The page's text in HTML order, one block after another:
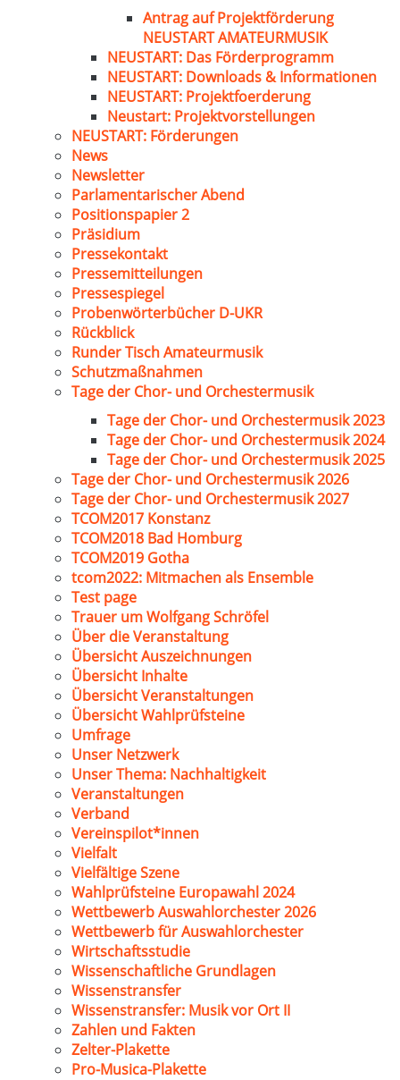
Antrag auf Projektförderung
NEUSTART AMATEURMUSIK
NEUSTART: Das Förderprogramm
NEUSTART: Downloads & Informationen
NEUSTART: Projektfoerderung
Neustart: Projektvorstellungen
NEUSTART: Förderungen
News
Newsletter
Parlamentarischer Abend
Positionspapier 2
Präsidium
Pressekontakt
Pressemitteilungen
Pressespiegel
Probenwörterbücher D-UKR
Rückblick
Runder Tisch Amateurmusik
Schutzmaßnahmen
Tage der Chor- und Orchestermusik
Tage der Chor- und Orchestermusik 2023
Tage der Chor- und Orchestermusik 2024
Tage der Chor- und Orchestermusik 2025
Tage der Chor- und Orchestermusik 2026
Tage der Chor- und Orchestermusik 2027
TCOM2017 Konstanz
TCOM2018 Bad Homburg
TCOM2019 Gotha
tcom2022: Mitmachen als Ensemble
Test page
Trauer um Wolfgang Schröfel
Über die Veranstaltung
Übersicht Auszeichnungen
Übersicht Inhalte
Übersicht Veranstaltungen
Übersicht Wahlprüfsteine
Umfrage
Unser Netzwerk
Unser Thema: Nachhaltigkeit
Veranstaltungen
Verband
Vereinspilot*innen
Vielfalt
Vielfältige Szene
Wahlprüfsteine Europawahl 2024
Wettbewerb Auswahlorchester 2026
Wettbewerb für Auswahlorchester
Wirtschaftsstudie
Wissenschaftliche Grundlagen
Wissenstransfer
Wissenstransfer: Musik vor Ort II
Zahlen und Fakten
Zelter-Plakette
Pro-Musica-Plakette